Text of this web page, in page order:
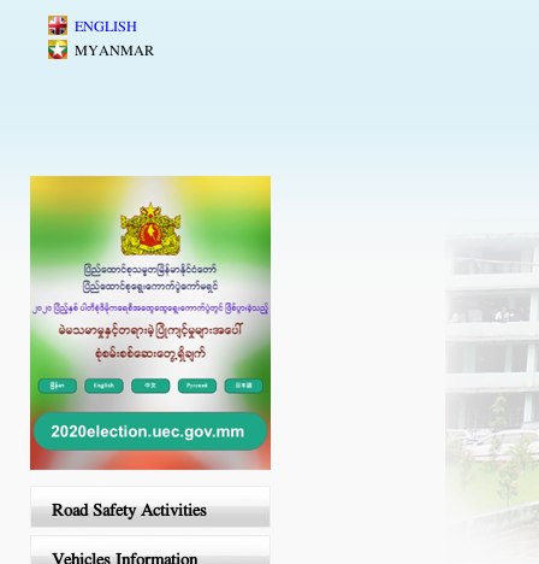
Skip to main content
ENGLISH
MYANMAR
Road Safety Activities